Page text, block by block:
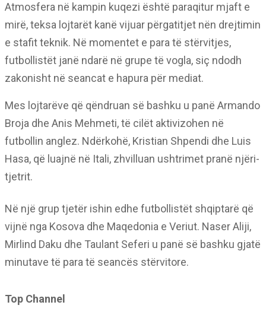
Atmosfera në kampin kuqezi është paraqitur mjaft e
mirë, teksa lojtarët kanë vijuar përgatitjet nën drejtimin
e stafit teknik. Në momentet e para të stërvitjes,
futbollistët janë ndarë në grupe të vogla, siç ndodh
zakonisht në seancat e hapura për mediat.
Mes lojtarëve që qëndruan së bashku u panë Armando
Broja dhe Anis Mehmeti, të cilët aktivizohen në
futbollin anglez. Ndërkohë, Kristian Shpendi dhe Luis
Hasa, që luajnë në Itali, zhvilluan ushtrimet pranë njëri-
tjetrit.
Në një grup tjetër ishin edhe futbollistët shqiptarë që
vijnë nga Kosova dhe Maqedonia e Veriut. Naser Aliji,
Mirlind Daku dhe Taulant Seferi u panë së bashku gjatë
minutave të para të seancës stërvitore.
Top Channel